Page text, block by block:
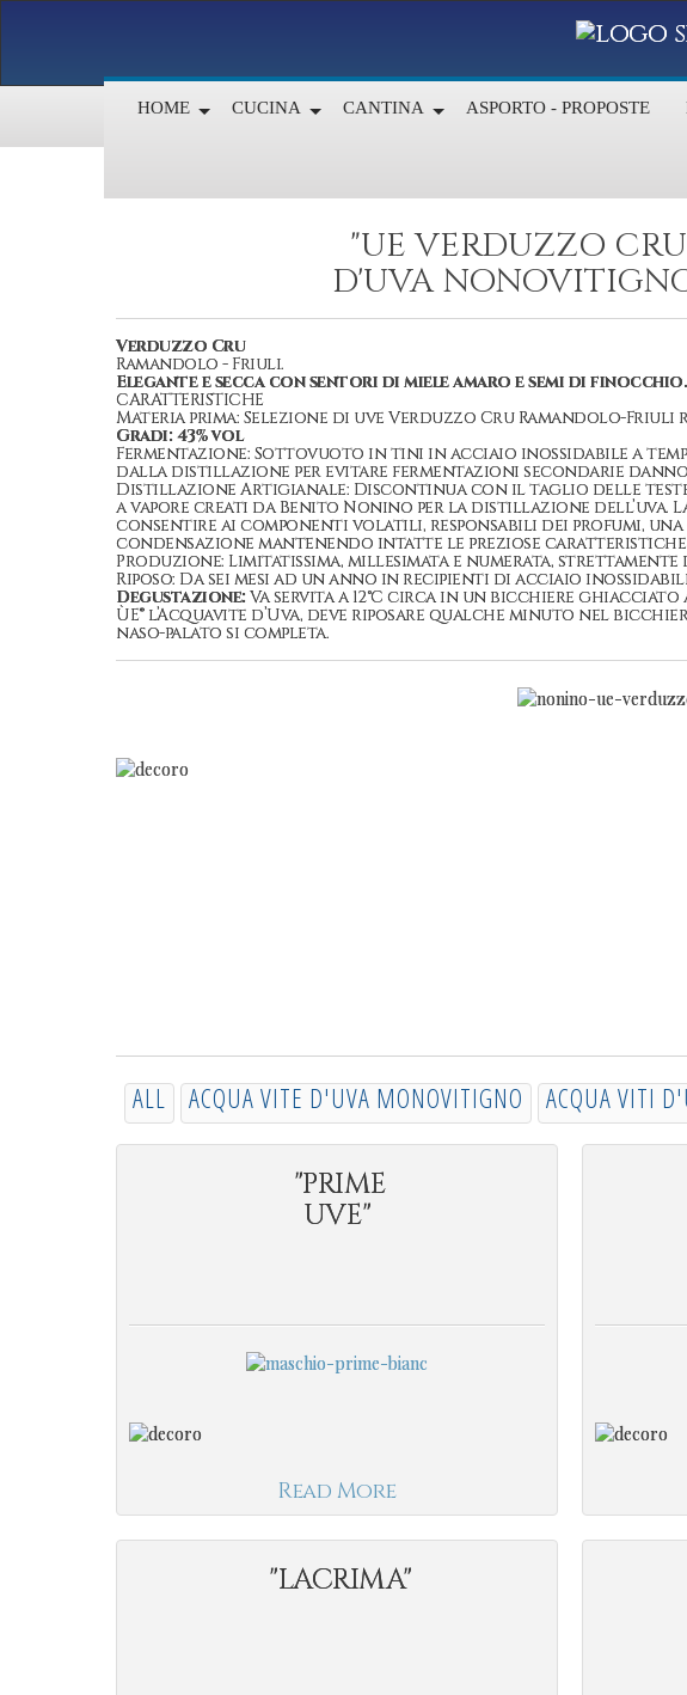
HOME CUCINA CANTINA ASPORTO - PROPOSTE
"UE VERDUZZO
D'UVA
Verduzzo Cru
Ramandolo - Friuli.
Elegante e secca con sentori di miele amaro e semi di finocchio.
CARATTERISTICHE
Materia prima: Selezione di uve Verduzzo Cru Ramandolo-
Gradi: 43% vol
Fermentazione: Sottovuoto in tini in acciaio inossidabile a
dalla distillazione per evitare fermentazioni secondarie
Distillazione Artigianale: Discontinua con il taglio delle
a vapore creati da Benito Nonino per la distillazione dell’uva.
consentire ai componenti volatili, responsabili dei profumi, una
condensazione mantenendo intatte le preziose
Produzione: Limitatissima, millesimata e numerata, strettamente
Riposo: Da sei mesi ad un anno in recipienti di acciaio
Degustazione: Va servita a 12°C circa in un bicchiere
ÙE® l’Acquavite d’Uva, deve riposare qualche minuto nel
naso-palato si completa.
ALL ACQUA VITE D'UVA MONOVITIGNO ACQUA VITI
"PRIME
UVE"
Read More
"LACRIMA"